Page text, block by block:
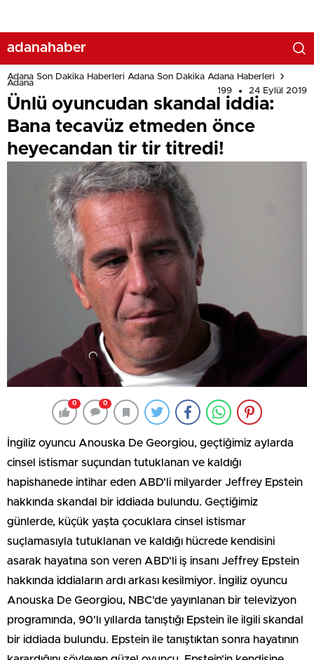
adanahaber
Adana Son Dakika Haberleri Adana Son Dakika Adana Haberleri
Adana
199
24 Eylül 2019
Ünlü oyuncudan skandal iddia:
Bana tecavüz etmeden önce
heyecandan tir tir titredi!
0 0
İngiliz oyuncu Anouska De Georgiou, geçtiğimiz aylarda
cinsel istismar suçundan tutuklanan ve kaldığı
hapishanede intihar eden ABD'li milyarder Jeffrey Epstein
hakkında skandal bir iddiada bulundu. Geçtiğimiz
günlerde, küçük yaşta çocuklara cinsel istismar
suçlamasıyla tutuklanan ve kaldığı hücrede kendisini
asarak hayatına son veren ABD'li iş insanı Jeffrey Epstein
hakkında iddiaların ardı arkası kesilmiyor. İngiliz oyuncu
Anouska De Georgiou, NBC'de yayınlanan bir televizyon
programında, 90'lı yıllarda tanıştığı Epstein ile ilgili skandal
bir iddiada bulundu. Epstein ile tanıştıktan sonra hayatının